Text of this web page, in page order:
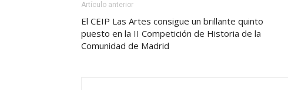
Artículo anterior
El CEIP Las Artes consigue un brillante quinto
puesto en la II Competición de Historia de la
Comunidad de Madrid